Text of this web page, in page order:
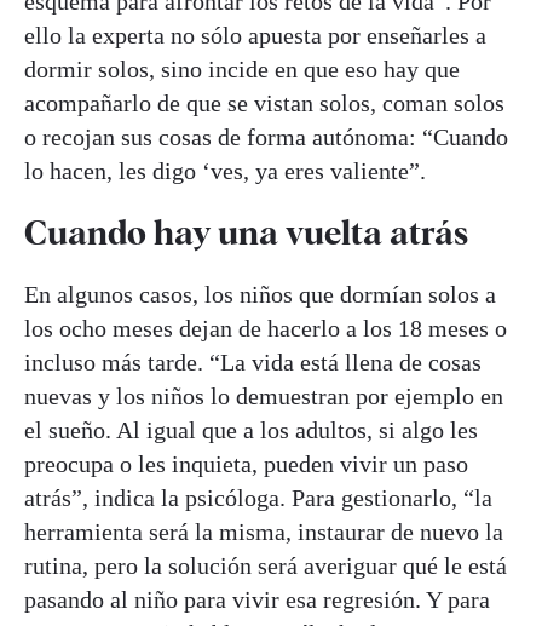
ello la experta no sólo apuesta por enseñarles a
dormir solos, sino incide en que eso hay que
acompañarlo de que se vistan solos, coman solos
o recojan sus cosas de forma autónoma: “Cuando
lo hacen, les digo ‘ves, ya eres valiente”.
Cuando hay una vuelta atrás
En algunos casos, los niños que dormían solos a
los ocho meses dejan de hacerlo a los 18 meses o
incluso más tarde. “La vida está llena de cosas
nuevas y los niños lo demuestran por ejemplo en
el sueño. Al igual que a los adultos, si algo les
preocupa o les inquieta, pueden vivir un paso
atrás”, indica la psicóloga. Para gestionarlo, “la
herramienta será la misma, instaurar de nuevo la
rutina, pero la solución será averiguar qué le está
pasando al niño para vivir esa regresión. Y para